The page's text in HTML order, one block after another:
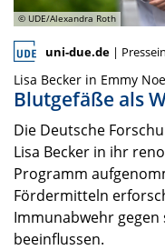
© UDE/Alexandra Roth
uni-due.de |
Lisa Becker in Emmy
Blutgefäße als
Die Deutsche
Lisa Becker in ihr
Programm
Fördermitteln
Immunabwehr
beeinflussen.